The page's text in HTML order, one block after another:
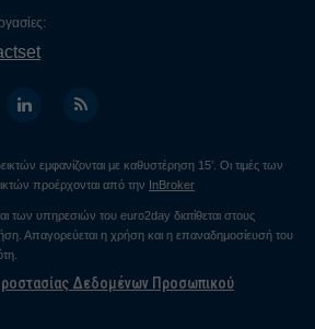
εμφανίζονται με καθυστέρηση 15’. Οι τιμές των
προέρχονται από την InBroker
των υπηρεσιών του euro2day διατίθεται στους
Απαγορεύεται η χρήση και η επαναδημοσίευσή του
Δεδομένων Προσωπικού